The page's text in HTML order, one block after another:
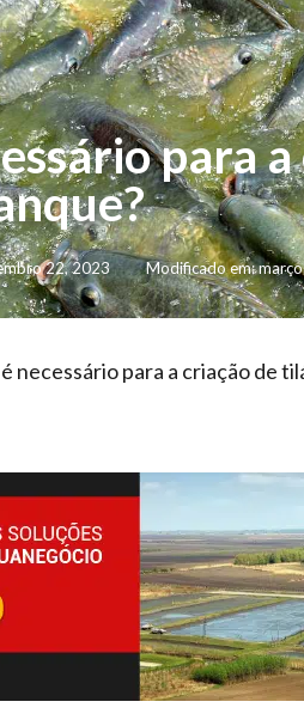
para
22, 2023 Modificado em:
necessário para a criação de